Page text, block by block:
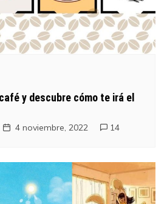
y descubre cómo te irá el
4 noviembre, 2022 14